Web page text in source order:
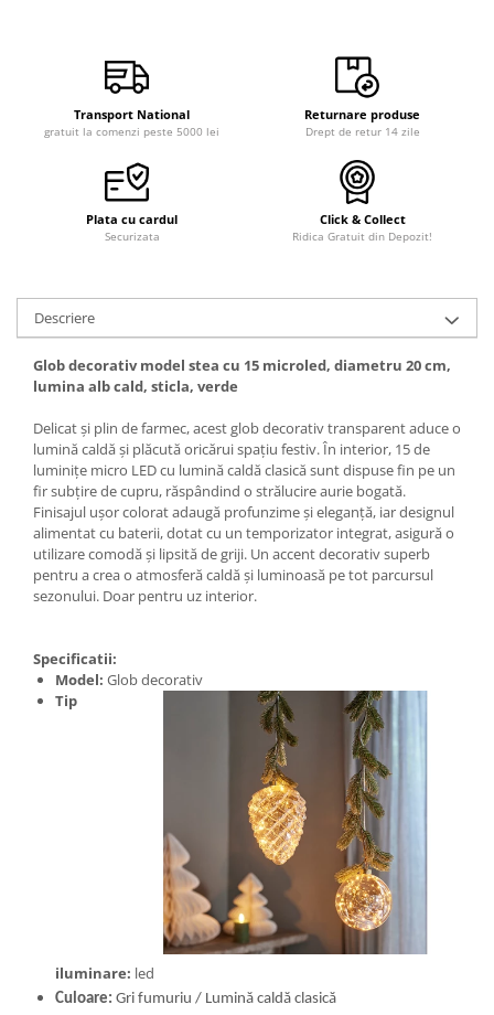
Transport National
gratuit la comenzi peste 5000 lei
Returnare produse
Drept de retur 14 zile
Plata cu cardul
Securizata
Click & Collect
Ridica Gratuit din Depozit!
Descriere
Glob decorativ model stea cu 15 microled, diametru 20 cm,
lumina alb cald, sticla, verde
Delicat și plin de farmec, acest glob decorativ transparent aduce o
lumină caldă și plăcută oricărui spațiu festiv. În interior, 15 de
luminițe micro LED cu lumină caldă clasică sunt dispuse fin pe un
fir subțire de cupru, răspândind o strălucire aurie bogată.
Finisajul ușor colorat adaugă profunzime și eleganță, iar designul
alimentat cu baterii, dotat cu un temporizator integrat, asigură o
utilizare comodă și lipsită de griji. Un accent decorativ superb
pentru a crea o atmosferă caldă și luminoasă pe tot parcursul
sezonului. Doar pentru uz interior.
Specificatii:
Model: Glob decorativ
Tip
iluminare: led
Culoare: Gri fumuriu / Lumină caldă clasică